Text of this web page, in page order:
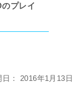
プレイ
： 2016年1月13日